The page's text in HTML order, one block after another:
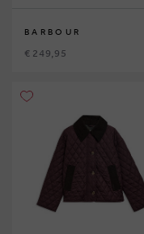
BARBOUR
€ 249,95